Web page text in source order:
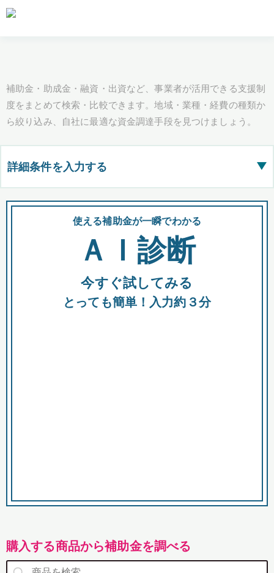
補助金・助成金・融資・出資など、事業者が活用できる支援制
度をまとめて検索・比較できます。地域・業種・経費の種類か
ら絞り込み、自社に最適な資金調達手段を見つけましょう。
詳細条件を入力する ▶
都道府県
全国の検索結果を含めて表示
助成金 融資 出資
使える補助金が一瞬でわかる
ＡＩ診断
今すぐ試してみる
とっても簡単！入力約３分
購入する商品から補助金を調べる